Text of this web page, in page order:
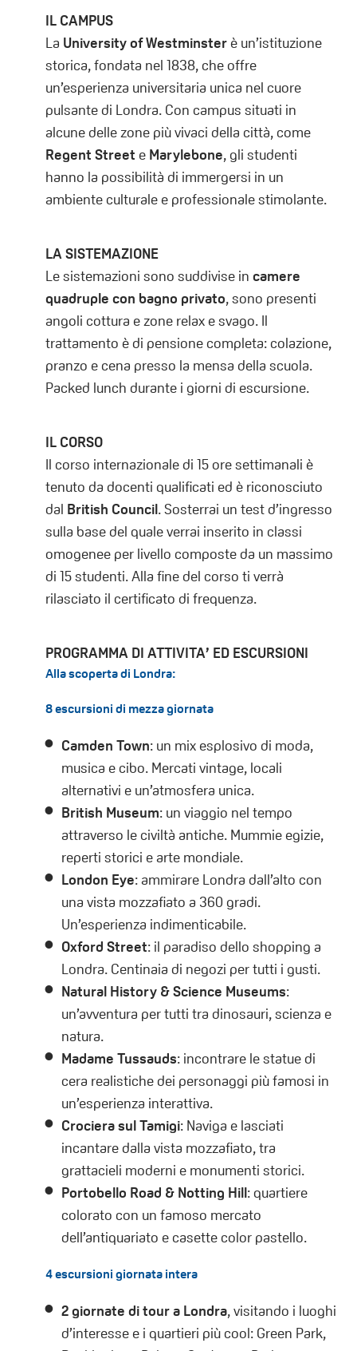
IL CAMPUS
La University of Westminsterè un’istituzione
storica, fondata nel 1838, che offre
un’esperienza universitaria unica nel cuore
pulsante di Londra. Con campus situati in
alcune delle zone più vivaci della città, come
Regent Street e Marylebone, gli studenti
hanno la possibilità di immergersi in un
ambiente culturale e professionale stimolante.
LA SISTEMAZIONE
Le sistemazioni sono suddivise incamere
quadruple con bagno privato, sono presenti
angoli cottura e zone relax e svago. Il
trattamento è di pensione completa: colazione,
pranzo e cena presso la mensa della scuola.
Packed lunch durante i giorni di escursione.
IL CORSO
Il corso internazionale di 15 ore settimanali è
tenuto da docenti qualificati ed è riconosciuto
dal British Council. Sosterrai un test d’ingresso
sulla base del quale verrai inserito in classi
omogenee per livello composte da un massimo
di 15 studenti. Alla fine del corso ti verrà
rilasciato il certificato di frequenza.
PROGRAMMA DI ATTIVITA’ ED ESCURSIONI
Alla scoperta di Londra:
8 escursioni di mezza giornata
Camden Town: un mix esplosivo di moda,
musica e cibo. Mercati vintage, locali
alternativi e un’atmosfera unica.
British Museum: un viaggio nel tempo
attraverso le civiltà antiche. Mummie egizie,
reperti storici e arte mondiale.
London Eye: ammirare Londra dall’alto con
una vista mozzafiato a 360 gradi.
Un’esperienza indimenticabile.
Oxford Street: il paradiso dello shopping a
Londra. Centinaia di negozi per tutti i gusti.
Natural History & Science Museums:
un’avventura per tutti tra dinosauri, scienza e
natura.
Madame Tussauds: incontrare le statue di
cera realistiche dei personaggi più famosi in
un’esperienza interattiva.
Crociera sul Tamigi: Naviga e lasciati
incantare dalla vista mozzafiato, tra
grattacieli moderni e monumenti storici.
Portobello Road & Notting Hill: quartiere
colorato con un famoso mercato
dell’antiquariato e casette color pastello.
4 escursioni giornata intera
2 giornate di tour a Londra, visitando i luoghi
d’interesse e i quartieri più cool: Green Park,